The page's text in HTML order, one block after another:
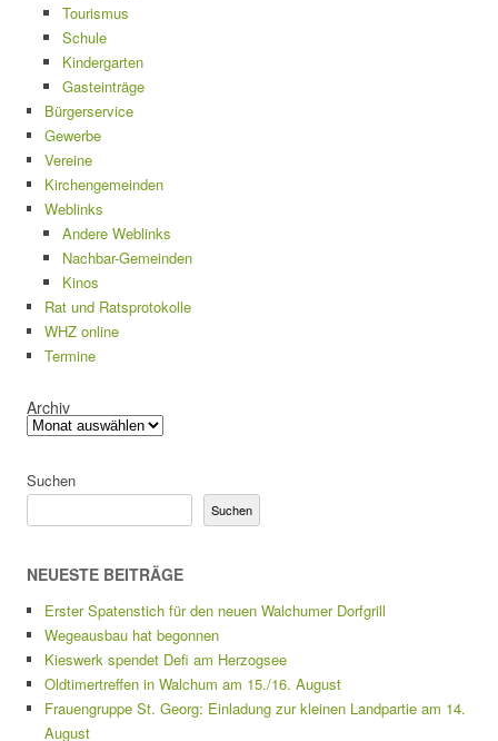
Tourismus
Schule
Kindergarten
Gasteinträge
Bürgerservice
Gewerbe
Vereine
Kirchengemeinden
Weblinks
Andere Weblinks
Nachbar-Gemeinden
Kinos
Rat und Ratsprotokolle
WHZ online
Termine
Archiv
Suchen
Suchen
NEUESTE BEITRÄGE
Erster Spatenstich für den neuen Walchumer Dorfgrill
Wegeausbau hat begonnen
Kieswerk spendet Defi am Herzogsee
Oldtimertreffen in Walchum am 15./16. August
Frauengruppe St. Georg: Einladung zur kleinen Landpartie am 14.
August